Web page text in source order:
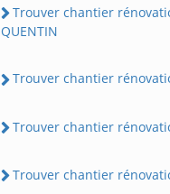
Trouver chantier
QUENTIN
Trouver chantier
Trouver chantier
Trouver chantier